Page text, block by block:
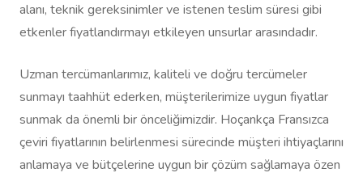
alanı, teknik gereksinimler ve istenen teslim süresi gibi
etkenler fiyatlandırmayı etkileyen unsurlar arasındadır.
Uzman tercümanlarımız, kaliteli ve doğru tercümeler
sunmayı taahhüt ederken, müşterilerimize uygun fiyatlar
sunmak da önemli bir önceliğimizdir. Hoçankça Fransızca
çeviri fiyatlarının belirlenmesi sürecinde müşteri ihtiyaçlarını
anlamaya ve bütçelerine uygun bir çözüm sağlamaya özen